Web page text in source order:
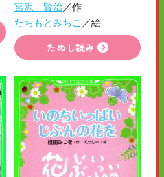
宮沢 賢治／作
たちもとみちこ ／絵
ためし読み